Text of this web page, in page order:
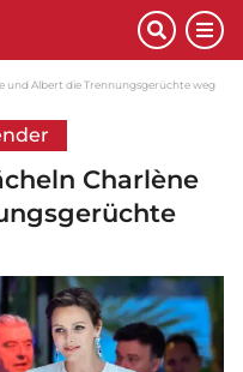
und Albert die Trennungsgerüchte weg
Charlène